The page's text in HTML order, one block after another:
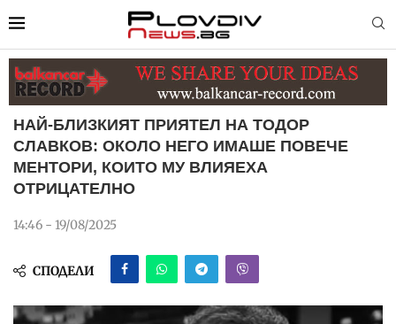
НАЙ-БЛИЗКИЯТ ПРИЯТЕЛ НА ТОДОР
СЛАВКОВ: ОКОЛО НЕГО ИМАШЕ ПОВЕЧЕ
МЕНТОРИ, КОИТО МУ ВЛИЯЕХА
ОТРИЦАТЕЛНО
14:46 - 19/08/2025
СПОДЕЛИ